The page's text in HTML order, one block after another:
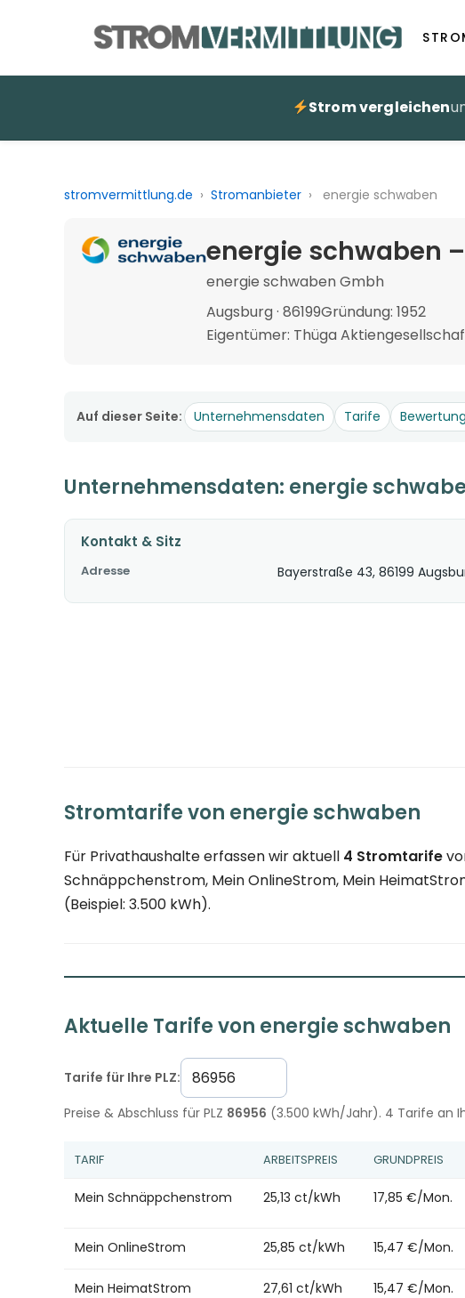
Strom vergleichen
stromvermittlung.de › Stromanbieter › energie schwaben
energie schwaben
energie schwaben Gmbh
Augsburg · 86199Gründung: 1952
Eigentümer: Thüga
Auf dieser Seite: Unternehmensdaten Tarife
Unternehmensdaten: energie
Kontakt & Sitz
Adresse Bayerstraße 43, 86199
Stromtarife von energie schwaben
Für Privathaushalte erfassen wir aktuell 4 Stromtarife
Schnäppchenstrom, Mein OnlineStrom, Mein
(Beispiel: 3.500 kWh).
Aktuelle Tarife von energie schwaben
Tarife für Ihre PLZ:
Preise & Abschluss für PLZ 86956 (3.500 kWh/Jahr). 4 Tarife an
TARIF ARBEITSPREIS GRUNDPREIS
Mein Schnäppchenstrom 25,13 ct/kWh 17,85 €/Mon.
Mein OnlineStrom 25,85 ct/kWh 15,47 €/Mon.
Mein HeimatStrom 27,61 ct/kWh 15,47 €/Mon.